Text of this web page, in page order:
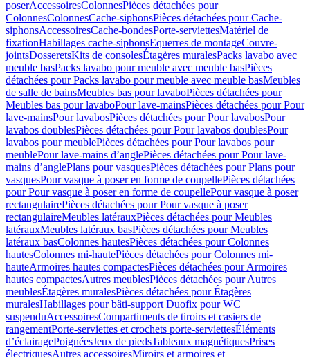
poserAccessoiresColonnesPièces détachées pour
ColonnesColonnesCache-siphonsPièces détachées pour Cache-
siphonsAccessoiresCache-bondesPorte-serviettesMatériel de
fixationHabillages cache-siphonsEquerres de montageCouvre-
jointsDosseretsKits de consolesÉtagères muralesPacks lavabo avec
meuble basPacks lavabo pour meuble avec meuble basPièces
détachées pour Packs lavabo pour meuble avec meuble basMeubles
de salle de bainsMeubles bas pour lavaboPièces détachées pour
Meubles bas pour lavaboPour lave-mainsPièces détachées pour Pour
lave-mainsPour lavabosPièces détachées pour Pour lavabosPour
lavabos doublesPièces détachées pour Pour lavabos doublesPour
lavabos pour meublePièces détachées pour Pour lavabos pour
meublePour lave-mains d’anglePièces détachées pour Pour lave-
mains d’anglePlans pour vasquesPièces détachées pour Plans pour
vasquesPour vasque à poser en forme de coupellePièces détachées
pour Pour vasque à poser en forme de coupellePour vasque à poser
rectangulairePièces détachées pour Pour vasque à poser
rectangulaireMeubles latérauxPièces détachées pour Meubles
latérauxMeubles latéraux basPièces détachées pour Meubles
latéraux basColonnes hautesPièces détachées pour Colonnes
hautesColonnes mi-hautePièces détachées pour Colonnes mi-
hauteArmoires hautes compactesPièces détachées pour Armoires
hautes compactesAutres meublesPièces détachées pour Autres
meublesÉtagères muralesPièces détachées pour Étagères
muralesHabillages pour bâti-support Duofix pour WC
suspenduAccessoiresCompartiments de tiroirs et casiers de
rangementPorte-serviettes et crochets porte-serviettesÉléments
d’éclairagePoignéesJeux de piedsTableaux magnétiquesPrises
électriquesAutres accessoiresMiroirs et armoires et